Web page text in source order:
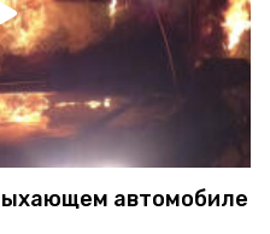
автомобиле